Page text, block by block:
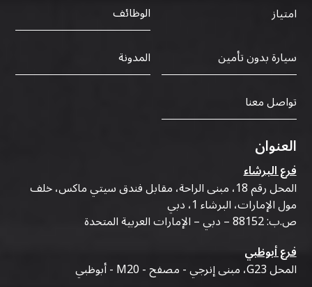
امتياز
الوظائف
سيارة بدون تأمين
المدونة
تواصل معنا
العنوان
فرع البرشاء
المحل رقم 18، مبنى الراحة، مقابل فندق سيتي ماكس، خلف
مول الإمارات، البرشاء 1، دبي
ص.ب: 88152 – دبي – الإمارات العربية المتحدة
فرع أبوظبي
المحل G23، مبنى إنرجي - مصفح - M20 - أبوظبي